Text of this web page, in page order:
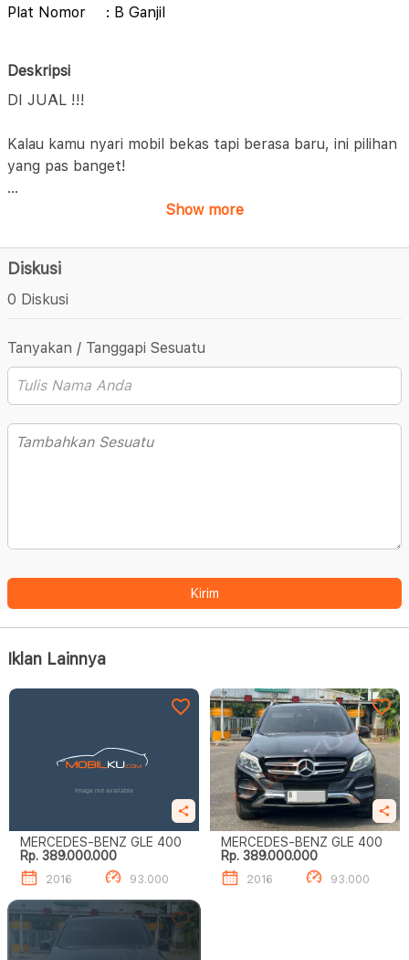
Plat Nomor
: B Ganjil
Deskripsi
DI JUAL !!!
Kalau kamu nyari mobil bekas tapi berasa baru, ini pilihan
yang pas banget!
...
Show more
Diskusi
0 Diskusi
Tanyakan / Tanggapi Sesuatu
Kirim
Iklan Lainnya
MERCEDES-BENZ GLE 400
Rp. 389.000.000
2016 93.000
MERCEDES-BENZ GLE 400
Rp. 389.000.000
2016 93.000